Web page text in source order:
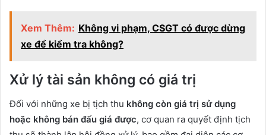
Xem Thêm: Không vi phạm, CSGT có được dừng
xe để kiểm tra không?
Xử lý tài sản không có giá trị
Đối với những xe bị tịch thu không còn giá trị sử dụng
hoặc không bán đấu giá được, cơ quan ra quyết định tịch